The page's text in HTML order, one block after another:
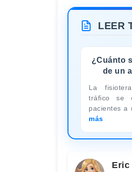
LEER
¿Cuánto
de un
La
tráfico se
pacientes a
más
Eric